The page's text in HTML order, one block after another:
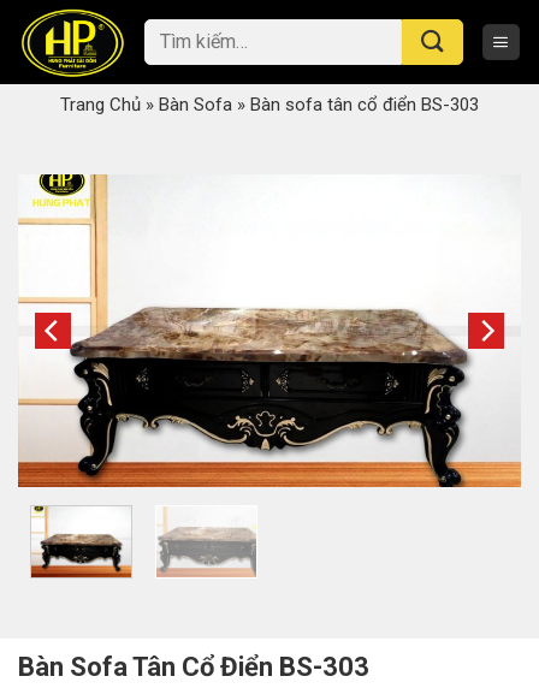
content
Tìm
kiếm:
Trang Chủ » Bàn Sofa » Bàn sofa tân cổ điển BS-303
Bàn Sofa Tân Cổ Điển BS-303